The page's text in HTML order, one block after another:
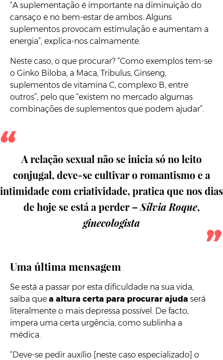
“A suplementação é importante na diminuição do
cansaço e no bem-estar de ambos. Alguns
suplementos provocam estimulação e aumentam a
energia”, explica-nos calmamente.
Neste caso, o que procurar? “Como exemplos tem-se
o Ginko Biloba, a Maca, Tribulus, Ginseng,
suplementos de vitamina C, complexo B, entre
outros”, pelo que “existem no mercado algumas
combinações de suplementos que podem ajudar”.
A relação sexual não se inicia só no leito
conjugal, deve-se cultivar o romantismo e a
intimidade com criatividade, pratica que nos dias
de hoje se está a perder – Sílvia Roque,
ginecologista
Uma última mensagem
Se está a passar por esta dificuldade na sua vida,
saiba que a altura certa para procurar ajuda será
literalmente o mais depressa possível. De facto,
impera uma certa urgência, como sublinha a
médica.
“Deve-se pedir auxílio [neste caso especializado] o